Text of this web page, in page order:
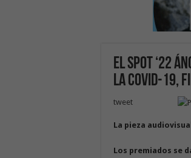
El spot ‘22
la COVID-
tweet
La pieza
Los premiados se